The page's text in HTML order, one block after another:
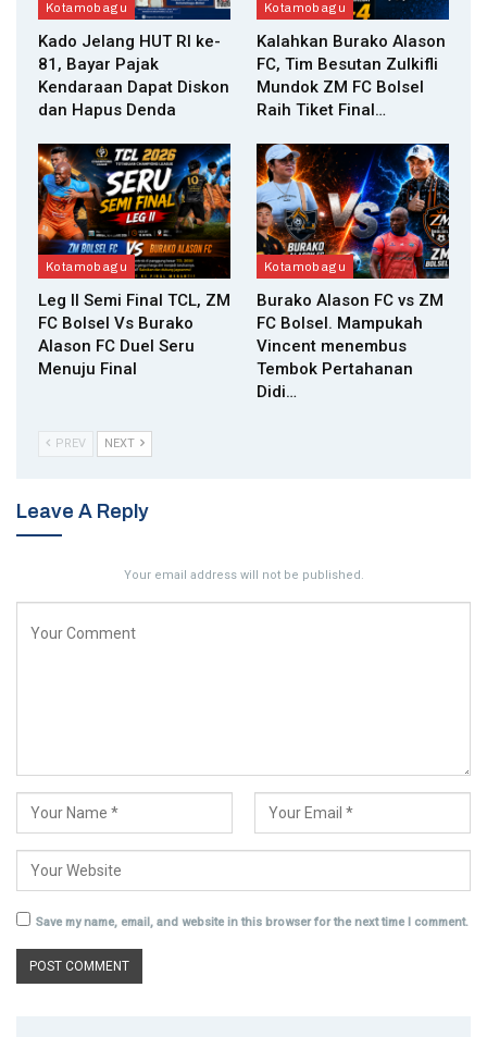
Kotamobagu
Kado Jelang HUT RI ke-
81, Bayar Pajak
Kendaraan Dapat Diskon
dan Hapus Denda
Kotamobagu
Kalahkan Burako Alason
FC, Tim Besutan Zulkifli
Mundok ZM FC Bolsel
Raih Tiket Final…
Kotamobagu
Leg II Semi Final TCL, ZM
FC Bolsel Vs Burako
Alason FC Duel Seru
Menuju Final
Kotamobagu
Burako Alason FC vs ZM
FC Bolsel. Mampukah
Vincent menembus
Tembok Pertahanan
Didi…
PREV NEXT
Leave A Reply
Your email address will not be published.
Save my name, email, and website in this browser for the next time I comment.